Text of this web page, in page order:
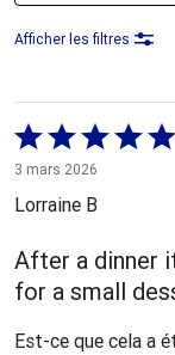
Afficher les filtres
Coté
5 sur
5
3 mars 2026
Lorraine B
After a dinner
for a small
Est-ce que cela a